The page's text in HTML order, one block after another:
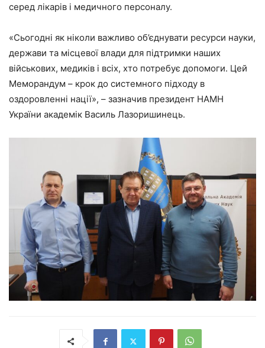
серед лікарів і медичного персоналу.
«Сьогодні як ніколи важливо об’єднувати ресурси науки,
держави та місцевої влади для підтримки наших
військових, медиків і всіх, хто потребує допомоги. Цей
Меморандум – крок до системного підходу в
оздоровленні нації», – зазначив президент НАМН
України академік Василь Лазоришинець.